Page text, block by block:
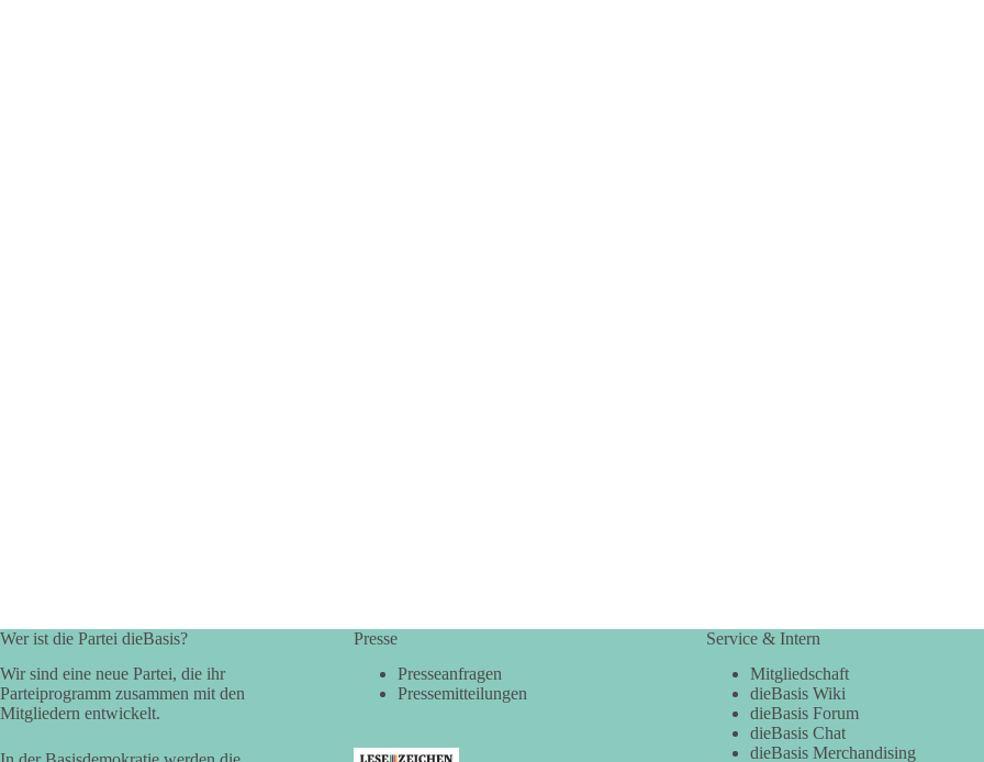
Wer ist die Partei dieBasis?
Wir sind eine neue Partei, die ihr
Parteiprogramm zusammen mit den
Mitgliedern entwickelt.
Presse
Presseanfragen
Pressemitteilungen
Service & Intern
Mitgliedschaft
dieBasis Wiki
dieBasis Forum
dieBasis Chat
dieBasis Merchandising